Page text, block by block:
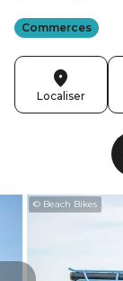
Commerces
Localiser
© Beach Bikes